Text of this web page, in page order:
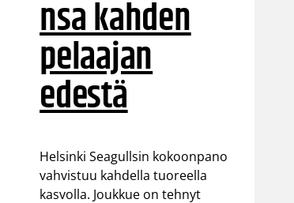
nsa kahden
pelaajan
edestä
Helsinki Seagullsin kokoonpano
vahvistuu kahdella tuoreella
kasvolla. Joukkue on tehnyt